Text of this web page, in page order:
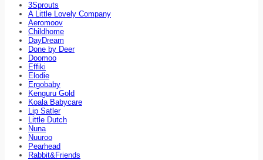
3Sprouts
A Little Lovely Company
Aeromoov
Childhome
DayDream
Done by Deer
Doomoo
Effiki
Elodie
Ergobaby
Kenguru Gold
Koala Babycare
Lip Satler
Little Dutch
Nuna
Nuuroo
Pearhead
Rabbit&Friends